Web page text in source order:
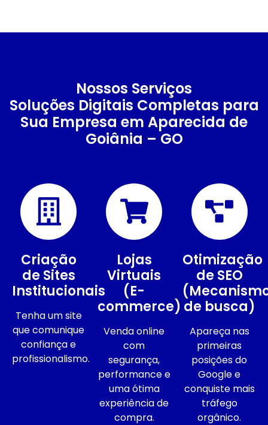
Nossos Serviços
Soluções Digitais Completas para
Sua Empresa em Aparecida de
Goiânia – GO
Criação
de Sites
Institucionais
Tenha um site
que comunique
confiança e
profissionalismo.
Lojas
Virtuais
(E-
commerce)
Venda online
com
segurança,
performance e
uma ótima
experiência de
compra.
Otimização
de SEO
de busca)
Apareça nas
primeiras
posições do
Google e
conquiste mais
tráfego
orgânico.